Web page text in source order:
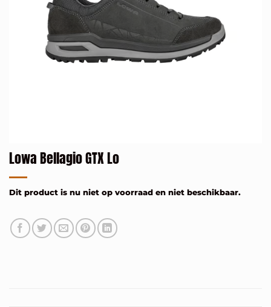
Lowa Bellagio GTX Lo
Dit product is nu niet op voorraad en niet beschikbaar.
Alternative: